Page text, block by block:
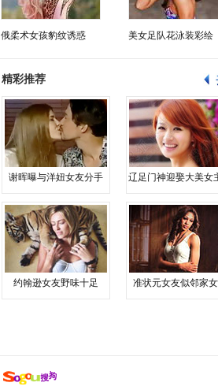
俄柔术女孩豹纹诱惑 美女足队花泳装彩绘
精彩推荐
谢晖曝与洋妞女友分手 辽足门神迎娶大美女
约翰逊女友野味十足 准状元女友似邻家